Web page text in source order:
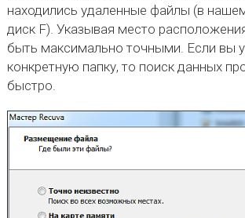
находились удаленные файлы (в
диск F). Указывая место
быть максимально точными. Если вы
конкретную папку, то поиск данных
быстро.